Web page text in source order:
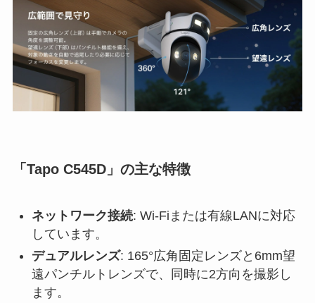
「Tapo C545D」の主な特徴
ネットワーク接続: Wi-Fiまたは有線LANに対応
しています。
デュアルレンズ: 165°広角固定レンズと6mm望
遠パンチルトレンズで、同時に2方向を撮影し
ます。